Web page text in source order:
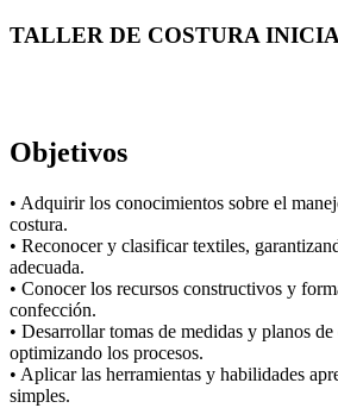
TALLER DE COSTURA
Objetivos
• Adquirir los conocimientos sobre el
costura.
• Reconocer y clasificar textiles,
adecuada.
• Conocer los recursos constructivos y
confección.
• Desarrollar tomas de medidas y planos
optimizando los procesos.
• Aplicar las herramientas y habilidades
simples.